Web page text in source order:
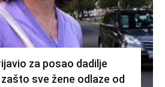
za posao dadilje
sve žene odlaze od